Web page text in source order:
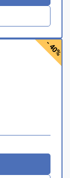
- 40%